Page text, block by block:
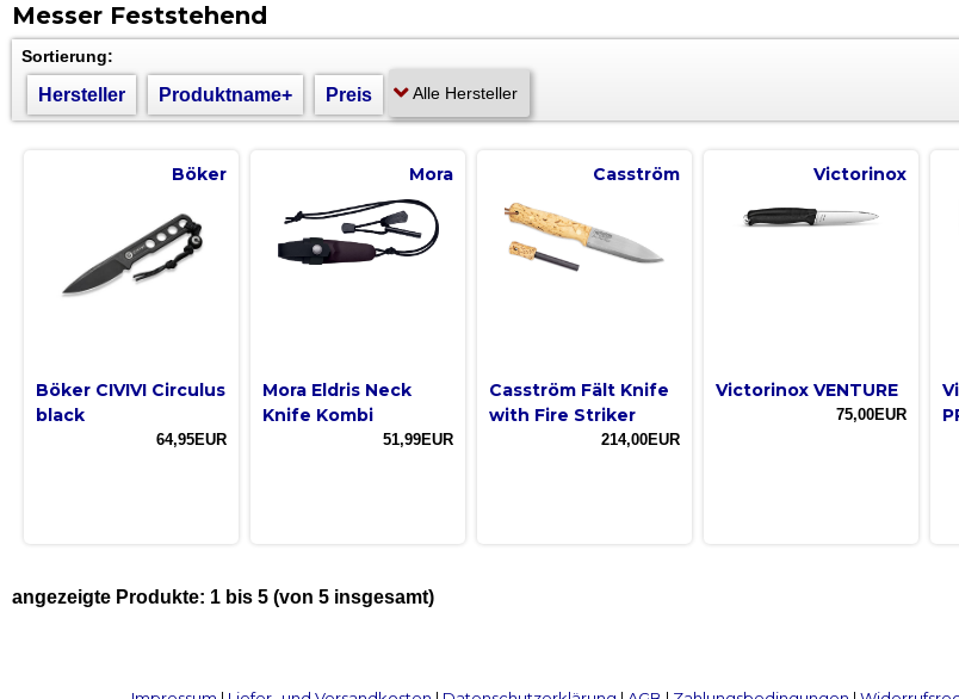
Messer Feststehend
Sortierung:
Hersteller Produktname+ Preis
Böker
Böker CIVIVI Circulus
black
64,95EUR
Mora
Mora Eldris Neck
Knife Kombi
51,99EUR
Casström
Casström Fält Knife
with Fire Striker
214,00EUR
Victorinox
Victorinox VENTURE
75,00EUR
angezeigte Produkte: 1 bis 5 (von 5 insgesamt)